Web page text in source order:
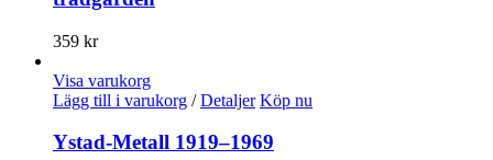
359 kr
Visa varukorg
Lägg till i varukorg / Detaljer Köp nu
Ystad-Metall 1919–1969